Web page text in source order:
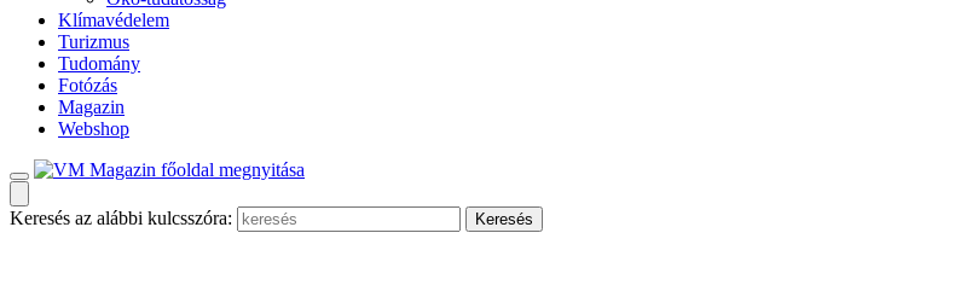
Klímavédelem
Turizmus
Tudomány
Fotózás
Magazin
Webshop
Keresés az alábbi kulcsszóra: